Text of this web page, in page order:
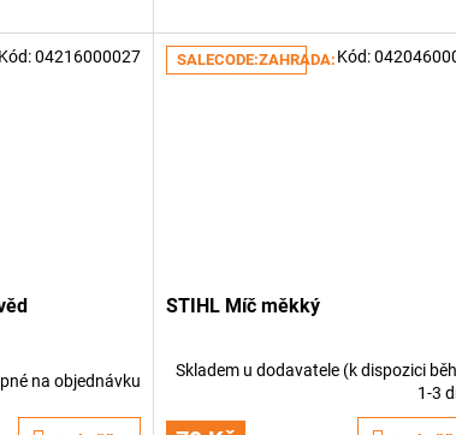
na objednávku
Kód:04216000027 SALECODE:ZAHRADA:5:%
STIHL Míč měkký
Skladem u dodavatele (k dispozici
1-3
Kód: